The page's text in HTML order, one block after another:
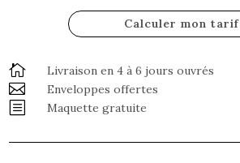
Calculer mon tarif
 Livraison en 4 à 6 jours ouvrés
 Enveloppes offertes
b Maquette gratuite